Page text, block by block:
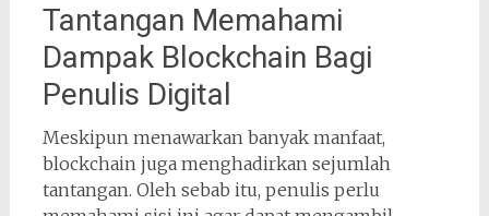
Tantangan Memahami
Dampak Blockchain Bagi
Penulis Digital
Meskipun menawarkan banyak manfaat,
blockchain juga menghadirkan sejumlah
tantangan. Oleh sebab itu, penulis perlu